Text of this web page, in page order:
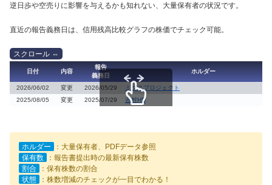
逆日歩や空売りに影響を与えるかも知れない、大量保有者の状況です。
直近の報告義務日は、信用残高比較グラフの株価でチェック可能。
日付 内容
報告
義務日
ホルダー
2026/06/02 変更 2026/05/29
ミダスプロジェクト
2025/08/05
変更 2025/07/29
吉村HD
ホルダー
：大量保有者、PDFデータ参照
保有数
：報告書提出時の最新保有株数
割合
：保有株数の割合
状態
：株数増減のチェックが一目でわかる！